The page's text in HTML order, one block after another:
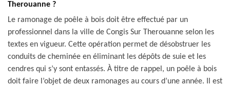
Therouanne ?
Le ramonage de poêle à bois doit être effectué par un
professionnel dans la ville de Congis Sur Therouanne selon les
textes en vigueur. Cette opération permet de désobstruer les
conduits de cheminée en éliminant les dépôts de suie et les
cendres qui s’y sont entassés. À titre de rappel, un poêle à bois
doit faire l’objet de deux ramonages au cours d’une année. Il est